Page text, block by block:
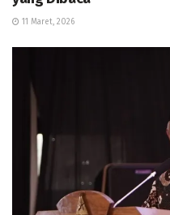
11 Maret, 2026